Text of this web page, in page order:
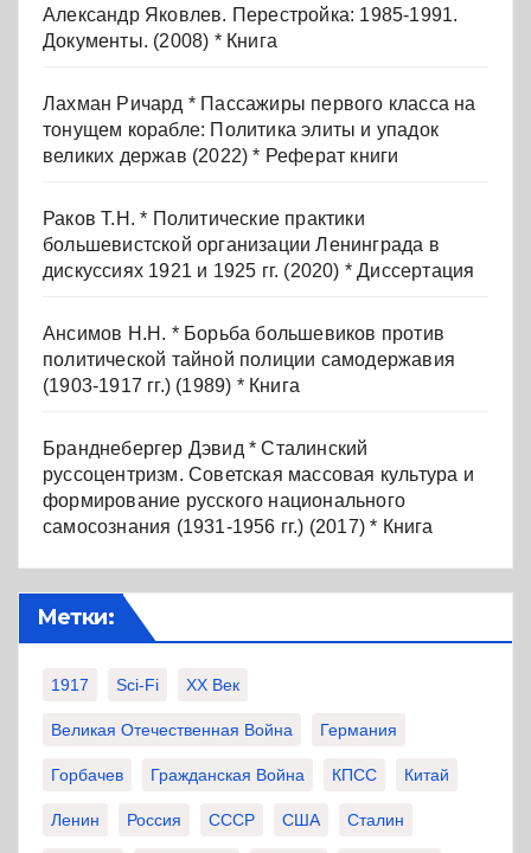
Александр Яковлев. Перестройка: 1985-1991.
Документы. (2008) * Книга
Лахман Ричард * Пассажиры первого класса на
тонущем корабле: Политика элиты и упадок
великих держав (2022) * Реферат книги
Раков Т.Н. * Политические практики
большевистской организации Ленинграда в
дискуссиях 1921 и 1925 гг. (2020) * Диссертация
Ансимов Н.Н. * Борьба большевиков против
политической тайной полиции самодержавия
(1903-1917 гг.) (1989) * Книга
Бранднебергер Дэвид * Сталинский
руссоцентризм. Советская массовая культура и
формирование русского национального
самосознания (1931-1956 гг.) (2017) * Книга
Метки:
1917 Sci-Fi XX Век
Великая Отечественная Война Германия
Горбачев Гражданская Война КПСС Китай
Ленин Россия СССР США Сталин